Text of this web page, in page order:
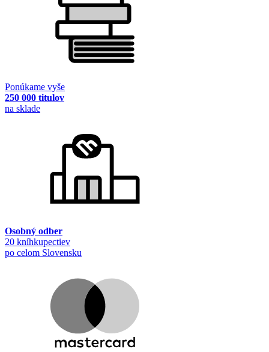
Ponúkame vyše
250 000 titulov
na sklade
Osobný odber
20 kníhkupectiev
po celom Slovensku